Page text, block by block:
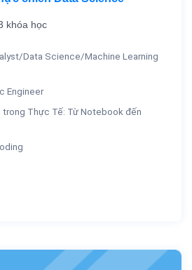
khóa học
Data Science/Machine Learning
Engineer
trong Thực Tế: Từ Notebook đến